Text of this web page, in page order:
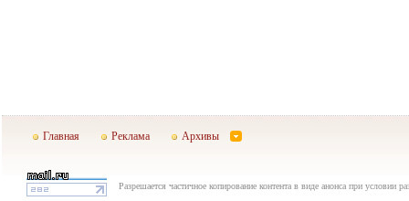
Главная Реклама Архивы
Разрешается частичное копирование контента в виде анонса при условии